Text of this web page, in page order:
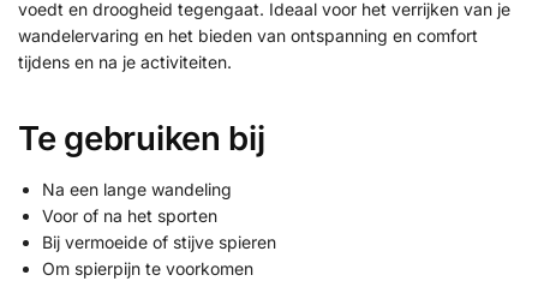
voedt en droogheid tegengaat. Ideaal voor het verrijken van je
wandelervaring en het bieden van ontspanning en comfort
tijdens en na je activiteiten.
Te gebruiken bij
Na een lange wandeling
Voor of na het sporten
Bij vermoeide of stijve spieren
Om spierpijn te voorkomen